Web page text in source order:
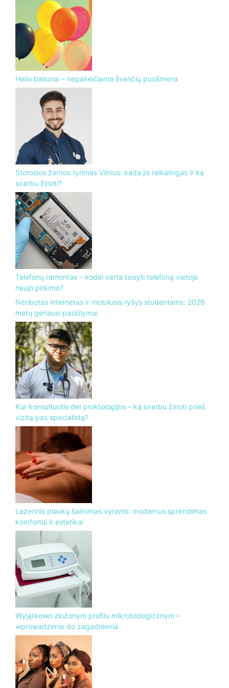
Helio balionai – nepakeičiama švenčių puošmena
Storosios žarnos tyrimas Vilnius: kada jis reikalingas ir ką
svarbu žinoti?
Telefonų remontas – kodėl verta taisyti telefoną vietoje
naujo pirkimo?
Neribotas internetas ir mobilusis ryšys studentams: 2026
metų geriausi pasiūlymai
Kur konsultuotis dėl proktologijos – ką svarbu žinoti prieš
vizitą pas specialistą?
Lazerinis plaukų šalinimas vyrams: modernus sprendimas
komfortui ir estetikai
Wyjątkowo złożonym profilu mikrobiologicznym –
wprowadzenie do zagadnienia